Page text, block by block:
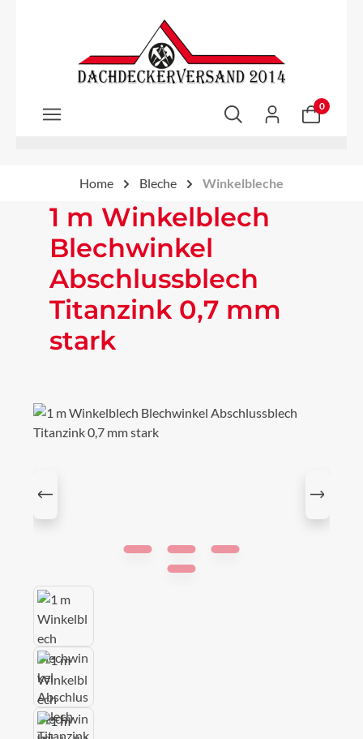
Zum Hauptinhalt springen
0
Home Bleche Winkelbleche
1 m Winkelblech
Blechwinkel
Abschlussblech
Titanzink 0,7 mm
stark
Bildergalerie überspringen